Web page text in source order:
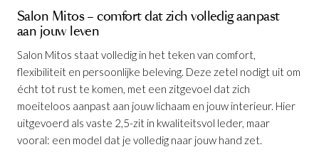
Salon Mitos – comfort dat zich volledig aanpast
aan jouw leven
Salon Mitos staat volledig in het teken van comfort,
flexibiliteit en persoonlijke beleving. Deze zetel nodigt uit om
écht tot rust te komen, met een zitgevoel dat zich
moeiteloos aanpast aan jouw lichaam en jouw interieur. Hier
uitgevoerd als vaste 2,5-zit in kwaliteitsvol leder, maar
vooral: een model dat je volledig naar jouw hand zet.